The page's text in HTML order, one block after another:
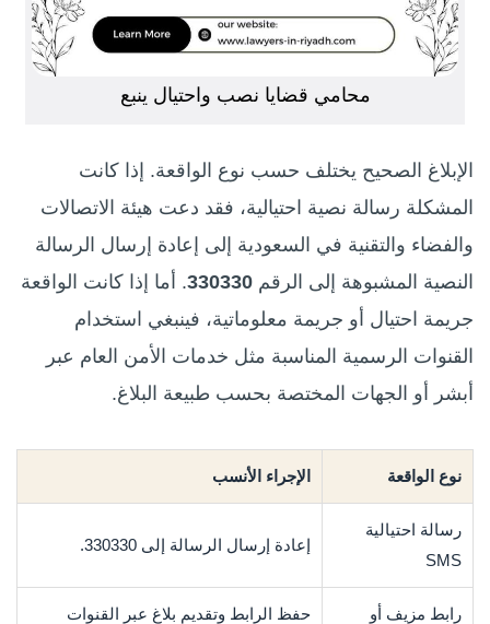
محامي قضايا نصب واحتيال ينبع
الإبلاغ الصحيح يختلف حسب نوع الواقعة. إذا كانت
المشكلة رسالة نصية احتيالية، فقد دعت هيئة الاتصالات
والفضاء والتقنية في السعودية إلى إعادة إرسال الرسالة
النصية المشبوهة إلى الرقم 330330. أما إذا كانت الواقعة
جريمة احتيال أو جريمة معلوماتية، فينبغي استخدام
القنوات الرسمية المناسبة مثل خدمات الأمن العام عبر
أبشر أو الجهات المختصة بحسب طبيعة البلاغ.
نوع الواقعة الإجراء الأنسب
رسالة احتيالية
SMS
إعادة إرسال الرسالة إلى 330330.
رابط مزيف أو
حفظ الرابط وتقديم بلاغ عبر القنوات